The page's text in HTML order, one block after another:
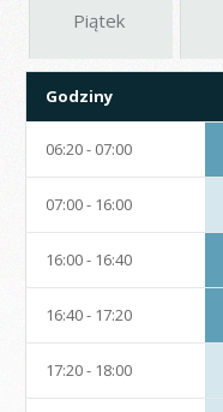
Piątek
Godziny
06:20 - 07:00
07:00 - 16:00
16:00 - 16:40
16:40 - 17:20
17:20 - 18:00